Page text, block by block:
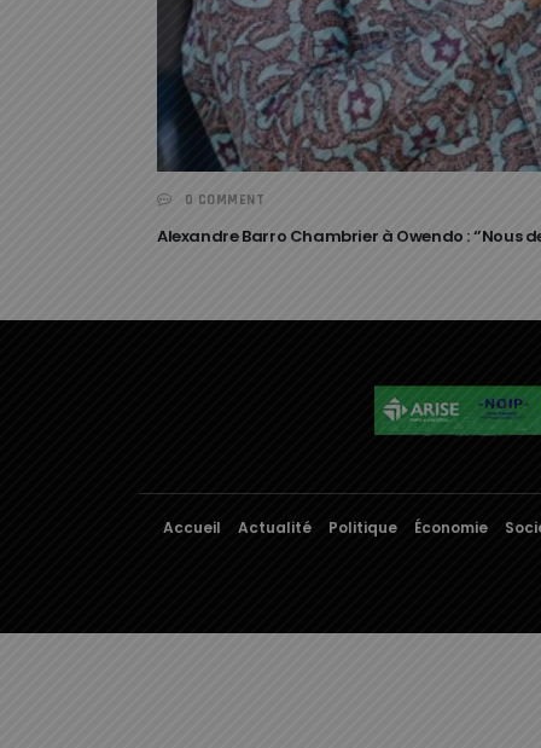
0 COMMENT
Alexandre Barro Chambrier à Owendo : ‘’Nous
Accueil Actualité Politique Économie